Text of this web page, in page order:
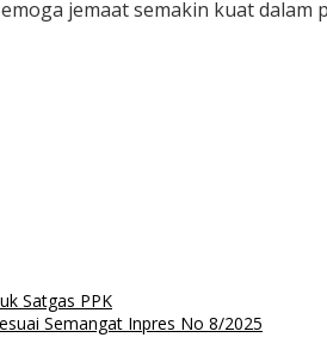
jemaat semakin kuat
Satgas PPK
Semangat Inpres No 8/2025